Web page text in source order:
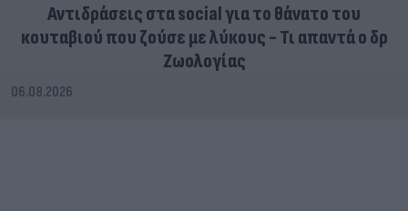
Αντιδράσεις στα social για το θάνατο του
κουταβιού που ζούσε με λύκους - Τι απαντά ο δρ
Ζωολογίας
06.08.2026